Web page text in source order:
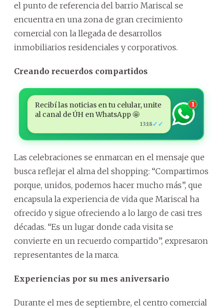
el punto de referencia del barrio Mariscal se
encuentra en una zona de gran crecimiento
comercial con la llegada de desarrollos
inmobiliarios residenciales y corporativos.
Creando recuerdos compartidos
Recibí las noticias en tu celular, unite
al canal de ÚH en WhatsApp 🤩
13:18✓✓
1
Las celebraciones se enmarcan en el mensaje que
busca reflejar el alma del shopping: “Compartimos
porque, unidos, podemos hacer mucho más”, que
encapsula la experiencia de vida que Mariscal ha
ofrecido y sigue ofreciendo a lo largo de casi tres
décadas. “Es un lugar donde cada visita se
convierte en un recuerdo compartido”, expresaron
representantes de la marca.
Experiencias por su mes aniversario
Durante el mes de septiembre, el centro comercial